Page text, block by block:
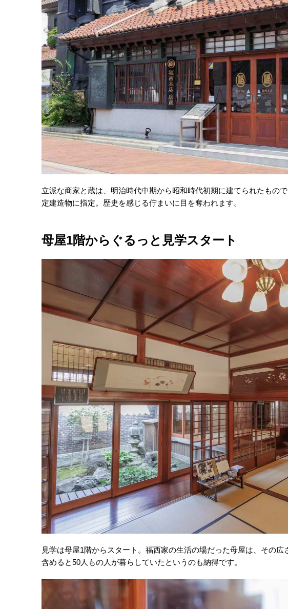
立派な商家と蔵は、明治時代中期から昭和時代初期に建てられたもの
定建造物に指定。歴史を感じる佇まいに目を奪われます。
母屋1階からぐるっと見学スタート
見学は母屋1階からスタート。福西家の生活の場だった母屋は、その
含めると50人もの人が暮らしていたというのも納得です。